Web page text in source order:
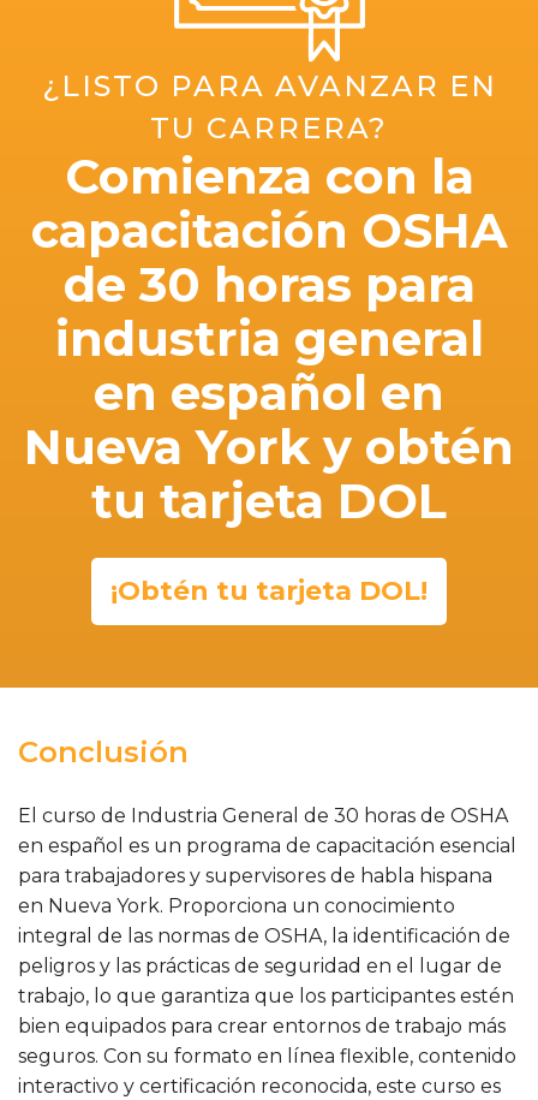
¿LISTO PARA AVANZAR EN
TU CARRERA?
Comienza con la
capacitación OSHA
de 30 horas para
industria general
en español en
Nueva York y obtén
tu tarjeta DOL
¡Obtén tu tarjeta DOL!
Conclusión
El curso de Industria General de 30 horas de OSHA
en español es un programa de capacitación esencial
para trabajadores y supervisores de habla hispana
en Nueva York. Proporciona un conocimiento
integral de las normas de OSHA, la identificación de
peligros y las prácticas de seguridad en el lugar de
trabajo, lo que garantiza que los participantes estén
bien equipados para crear entornos de trabajo más
seguros. Con su formato en línea flexible, contenido
interactivo y certificación reconocida, este curso es